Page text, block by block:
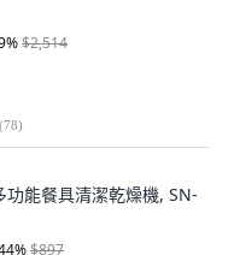
%$2,514
(78)
能餐具清潔乾燥機, SN-
%$897